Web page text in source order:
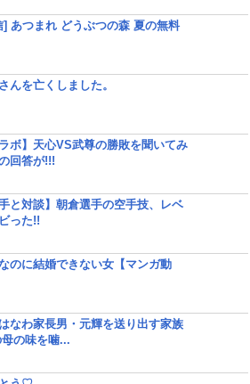
] あつまれ どうぶつの森 夏の無料
んを亡くしました。
ボ】天心VS武尊の勝敗を聞いてみ
回答が!!!
と対談】朝倉選手の空手技、レベ
った!!
のに結婚できない女【マンガ動
なわ家長男・元輝を送り出す家族
の味を噛...